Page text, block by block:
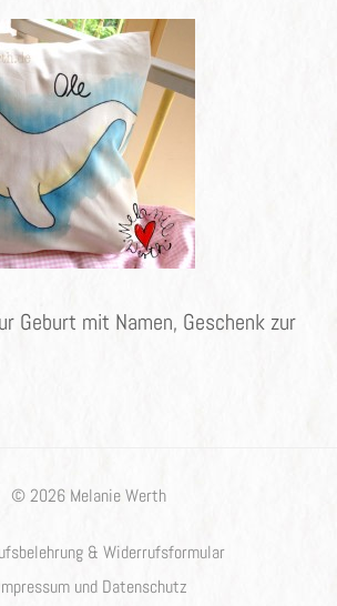
Geburt mit Namen, Geschenk zur
© 2026 Melanie Werth
& Widerrufsformular
und Datenschutz